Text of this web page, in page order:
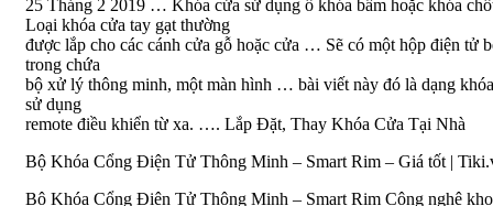
25 Tháng 2 2019 … Khóa cửa sử dụng ổ khóa bấm hoặc khóa
Loại khóa cửa tay gạt thường
được lắp cho các cánh cửa gỗ hoặc cửa … Sẽ có một hộp điện tử
trong chứa
bộ xử lý thông minh, một màn hình … bài viết này đó là dạng
sử dụng
remote điều khiển từ xa. …. Lắp Đặt, Thay Khóa Cửa Tại Nhà
Bộ Khóa Cổng Điện Tử Thông Minh – Smart Rim – Giá tốt |
Bộ Khóa Cổng Điện Tử Thông Minh – Smart Rim Công nghệ